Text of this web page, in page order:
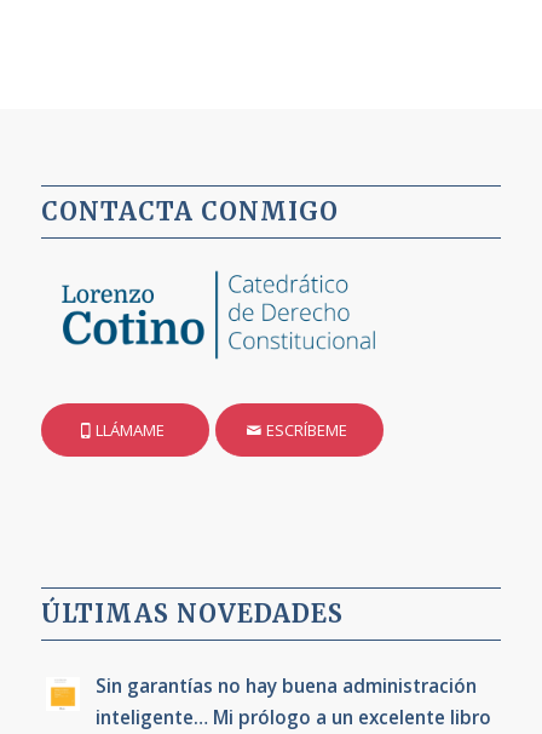
CONTACTA CONMIGO
LLÁMAME ESCRÍBEME
ÚLTIMAS NOVEDADES
Sin garantías no hay buena administración
inteligente… Mi prólogo a un excelente libro